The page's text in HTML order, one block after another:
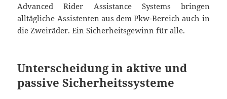
Advanced Rider Assistance Systems bringen
alltägliche Assistenten aus dem Pkw-Bereich auch in
die Zweiräder. Ein Sicherheitsgewinn für alle.
Unterscheidung in aktive und
passive Sicherheitssysteme